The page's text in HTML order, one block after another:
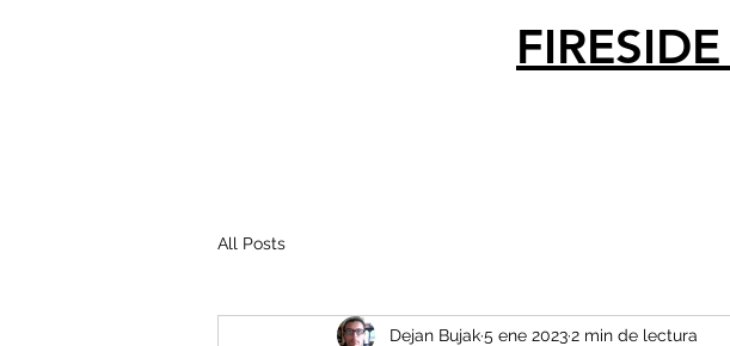
All Posts
Dejan Bujak5 ene 20232 min de lectura